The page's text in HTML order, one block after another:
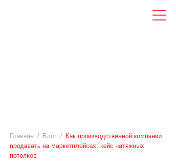
Главная / Блог / Как производственной компании
продавать на маркетплейсах: кейс натяжных
потолков